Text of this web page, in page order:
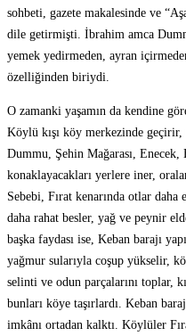
sohbeti, gazete makalesinde ve
dile getirmişti. İbrahim amca
yemek yedirmeden, ayran
özelliğinden biriydi.
O zamanki yaşamın da kendine
Köylü kışı köy merkezinde geçirir,
Dummu, Şehin Mağarası,
konaklayacakları yerlere iner,
Sebebi, Fırat kenarında otlar daha
daha rahat besler, yağ ve peynir
başka faydası ise, Keban barajı
yağmur sularıyla coşup yükselir,
selinti ve odun parçalarını toplar,
bunları köye taşırlardı. Keban
imkânı ortadan kalktı. Köylüler